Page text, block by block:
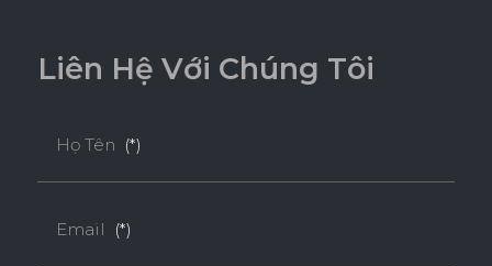
Liên Hệ Với Chúng Tôi
Họ Tên (*)
Email (*)